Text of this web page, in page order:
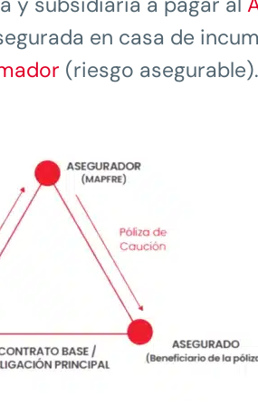
en casa de
(riesgo asegurable).